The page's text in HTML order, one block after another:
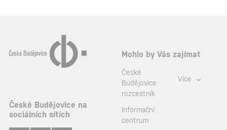
České Budějovice na
sociálních sítích
Mohlo by Vás zajímat
České
Budějovice
rozcestník
Informační
centrum
Více